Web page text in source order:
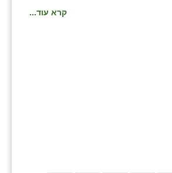
קרא עוד...